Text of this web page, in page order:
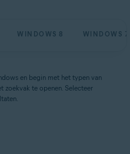
WINDOWS 8 WINDOWS 7
en begin met het typen van
zoekvak te openen. Selecteer